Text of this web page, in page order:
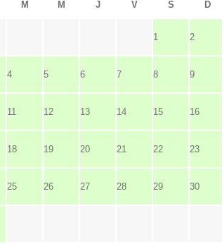
M M J V S D
1 2
4 5 6 7 8 9
11 12 13 14 15 16
18 19 20 21 22 23
25 26 27 28 29 30